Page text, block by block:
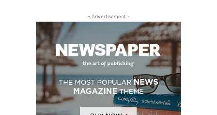
- Advertisement -